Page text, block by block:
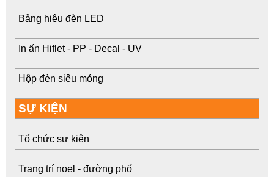
Bảng hiệu đèn LED
In ấn Hiflet - PP - Decal - UV
Hộp đèn siêu mỏng
SỰ KIỆN
Tổ chức sự kiện
Trang trí noel - đường phố